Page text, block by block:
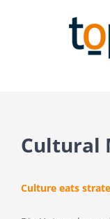
Cultural
Culture eats